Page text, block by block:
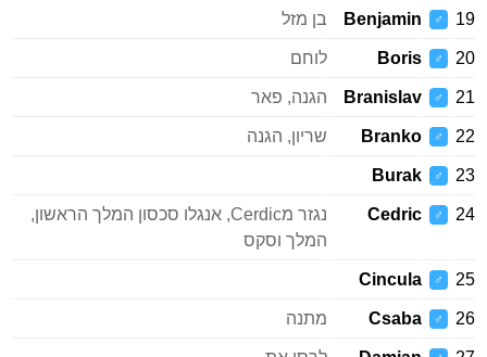
19
♂
Benjamin בן מזל
20
♂
Boris לוחם
21
♂
Branislav הגנה, פאר
22
♂
Branko שריון, הגנה
23
♂
Burak
24
♂
Cedric
נגזר מCerdic, אנגלו סכסון המלך הראשון,
המלך וסקס
25
♂
Cincula
26
♂
Csaba מתנה